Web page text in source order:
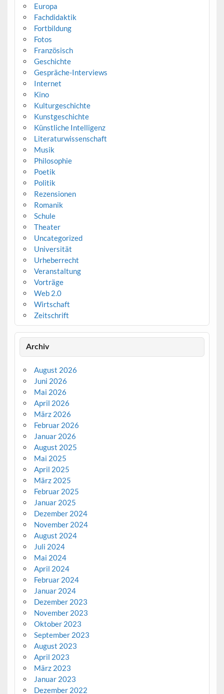
Europa
Fachdidaktik
Fortbildung
Fotos
Französisch
Geschichte
Gespräche-Interviews
Internet
Kino
Kulturgeschichte
Kunstgeschichte
Künstliche Intelligenz
Literaturwissenschaft
Musik
Philosophie
Poetik
Politik
Rezensionen
Romanik
Schule
Theater
Uncategorized
Universität
Urheberrecht
Veranstaltung
Vorträge
Web 2.0
Wirtschaft
Zeitschrift
Archiv
August 2026
Juni 2026
Mai 2026
April 2026
März 2026
Februar 2026
Januar 2026
August 2025
Mai 2025
April 2025
März 2025
Februar 2025
Januar 2025
Dezember 2024
November 2024
August 2024
Juli 2024
Mai 2024
April 2024
Februar 2024
Januar 2024
Dezember 2023
November 2023
Oktober 2023
September 2023
August 2023
April 2023
März 2023
Januar 2023
Dezember 2022